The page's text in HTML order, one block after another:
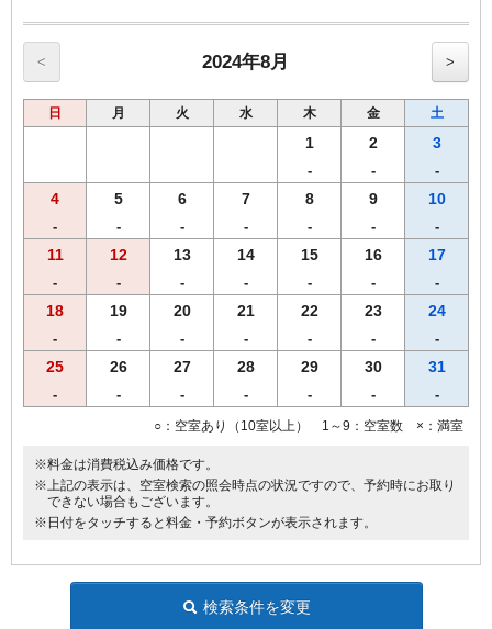
◆館内コインランドリー完備で長期滞在にも便利。
< 2024年8月 >
日 月 火 水 木 金 土
1
-
2
-
3
-
4
-
5
-
6
-
7
-
8
-
9
-
10
-
11
-
12
-
13
-
14
-
15
-
16
-
17
-
18
-
19
-
20
-
21
-
22
-
23
-
24
-
25
-
26
-
27
-
28
-
29
-
30
-
31
-
○：空室あり（10室以上） 1～9：空室数 ×：満室
※料金は消費税込み価格です。
※上記の表示は、空室検索の照会時点の状況ですので、予約時にお取り
できない場合もございます。
※日付をタッチすると料金・予約ボタンが表示されます。
検索条件を変更